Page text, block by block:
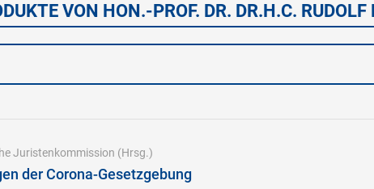
VON HON.-PROF. DR. DR.H.C. RUDOLF
Juristenkommission (Hrsg.)
der Corona-Gesetzgebung